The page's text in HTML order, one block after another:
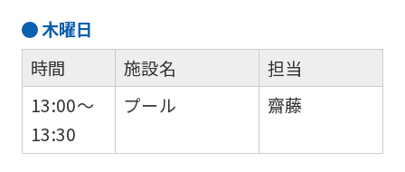
木曜日
時間
13:00～
13:30
施設名
プール
担当
齋藤
Japanese
of